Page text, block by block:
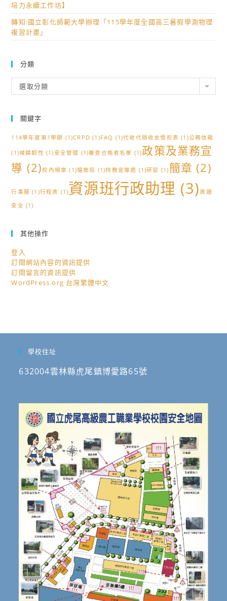
培力永續工作坊】
轉知:國立彰化師範大學辦理「115學年度全國高三暑假學測物理
複習計畫」
分類
類
選取分類
關鍵字
114學年度第1學期 (1)CRPD (1)FAQ (1)代收代辦收支情形表 (1)公務信箱
(1)城鎮韌性 (1)安全管理 (1)審查合格者名單 (1)政策及業務宣
導 (2)校內規章 (1)檔案局 (1)特教宣導週 (1)研習 (1) 簡章 (2)
行事曆 (1)行程表 (1)資源班行政助理 (3)資通
安全 (1)
其他操作
登入
訂閱網站內容的資訊提供
訂閱留言的資訊提供
WordPress.org 台灣繁體中文
學校住址
632004雲林縣虎尾鎮博愛路65號